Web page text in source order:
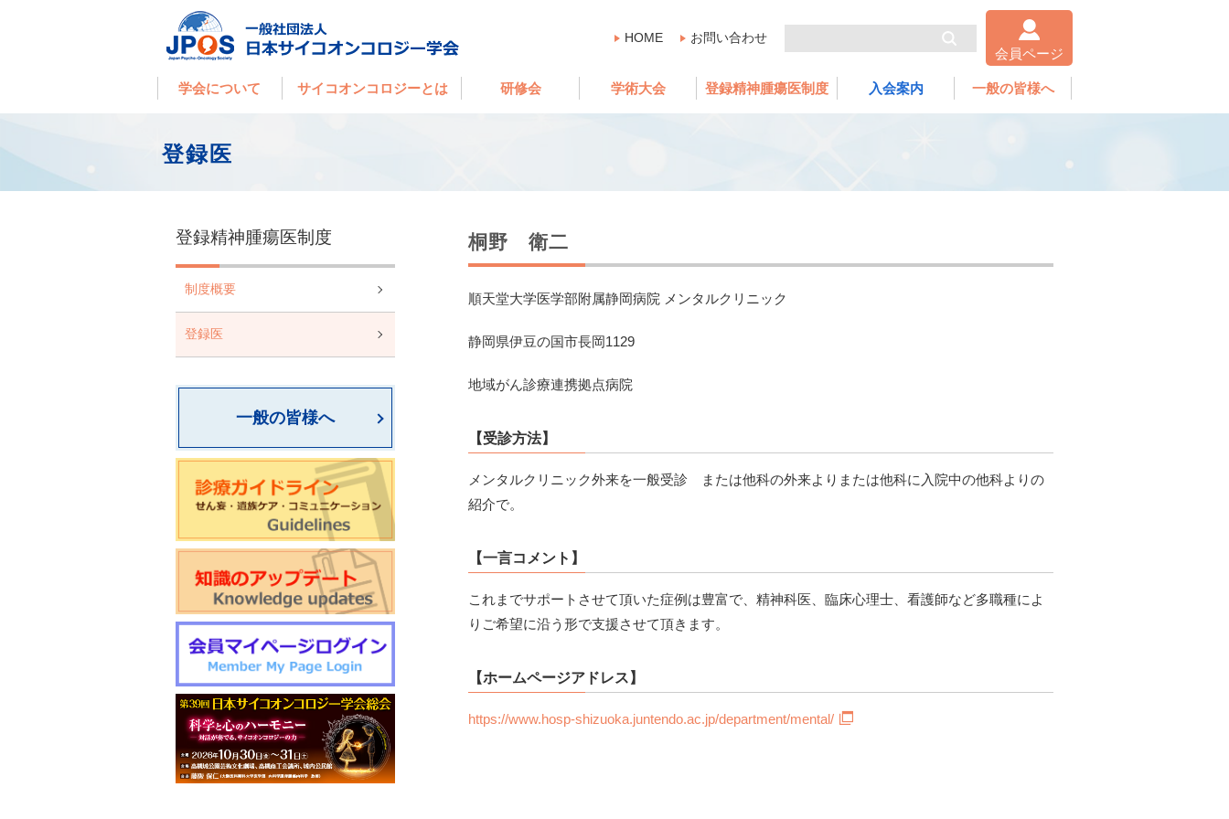
HOME お問い合わせ
会員ページ
学会について サイコオンコロジーとは 研修会 学術大会 登録精神腫瘍医制度 入会案内 一般の皆様へ
登録医
桐野 衛二
順天堂大学医学部附属静岡病院 メンタルクリニック
静岡県伊豆の国市長岡1129
地域がん診療連携拠点病院
【受診方法】
メンタルクリニック外来を一般受診 または他科の外来よりまたは他科に入院中の他科よりの
紹介で。
【一言コメント】
これまでサポートさせて頂いた症例は豊富で、精神科医、臨床心理士、看護師など多職種によ
りご希望に沿う形で支援させて頂きます。
【ホームページアドレス】
https://www.hosp-shizuoka.juntendo.ac.jp/department/mental/
登録精神腫瘍医制度
制度概要
登録医
一般の皆様へ